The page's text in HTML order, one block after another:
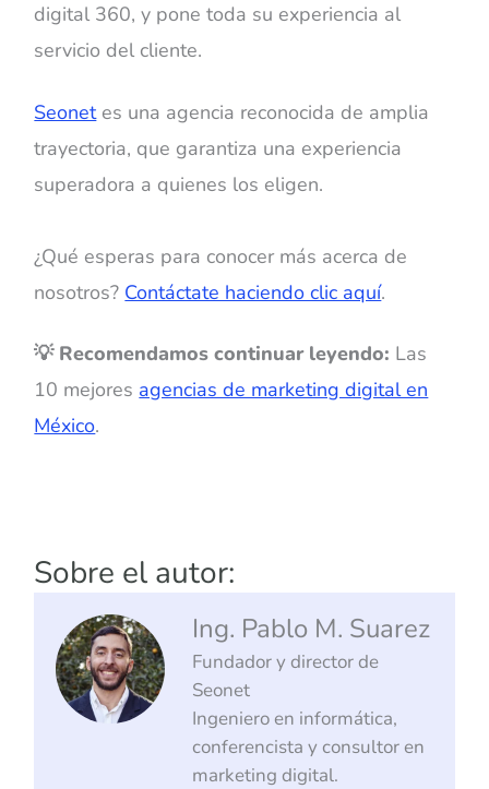
digital 360, y pone toda su experiencia al
servicio del cliente.
Seonetes una agencia reconocida de amplia
trayectoria, que garantiza una experiencia
superadora a quienes los eligen.
¿Qué esperas para conocer más acerca de
nosotros? Contáctate haciendo clic aquí.
💡 Recomendamos continuar leyendo: Las
10 mejores agencias de marketing digital en
México.
Sobre el autor:
Ing. Pablo M. Suarez
Fundador y director de
Seonet
Ingeniero en informática,
conferencista y consultor en
marketing digital.